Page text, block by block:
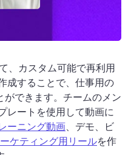
、カスタム可能で再利用
成することで、仕事用の
できます。 チームのメン
レートを使用して動画に
ーニング動画 、デモ、ビ
ケティング用リールを作